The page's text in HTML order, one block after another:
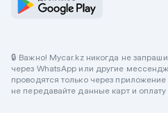
🔒 Важно! Mycar.kz никогда не
через WhatsApp или другие
проводятся только через
не передавайте данные карт и